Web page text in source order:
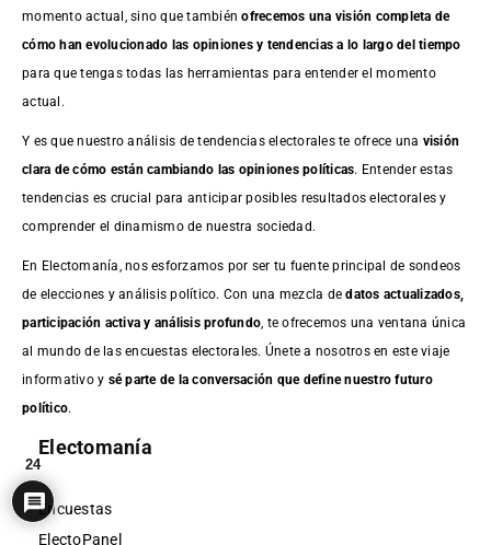
momento actual, sino que tambiénofrecemos una visión completa de
cómo han evolucionado las opiniones y tendencias a lo largo del tiempo
para que tengas todas las herramientas para entender el momento
actual.
Y es que nuestro análisis de tendencias electorales te ofrece una visión
clara de cómo están cambiando las opiniones políticas. Entender estas
tendencias es crucial para anticipar posibles resultados electorales y
comprender el dinamismo de nuestra sociedad.
En Electomanía, nos esforzamos por ser tu fuente principal de sondeos
de elecciones y análisis político. Con una mezcla dedatos actualizados,
participación activa y análisis profundo , te ofrecemos una ventana única
al mundo de las encuestas electorales. Únete a nosotros en este viaje
informativo y sé parte de la conversación que define nuestro futuro
político.
Electomanía
Encuestas
ElectoPanel
24